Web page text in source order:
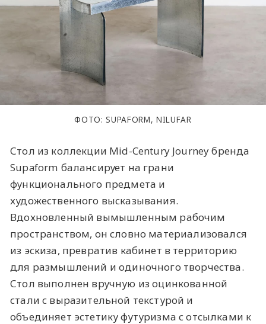
ФОТО: SUPAFORM, NILUFAR
Стол из коллекции Mid-Century Journey бренда
Supaform балансирует на грани
функционального предмета и
художественного высказывания.
Вдохновленный вымышленным рабочим
пространством, он словно материализовался
из эскиза, превратив кабинет в территорию
для размышлений и одиночного творчества.
Стол выполнен вручную из оцинкованной
стали с выразительной текстурой и
объединяет эстетику футуризма с отсылками к